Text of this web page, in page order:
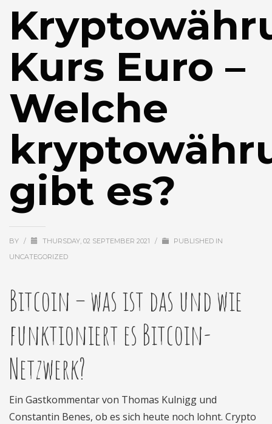
Kurs Euro –
Welche
gibt es?
BY / THURSDAY, 02 SEPTEMBER 2021 /
PUBLISHED IN
UNCATEGORIZED
Bitcoin – was ist das und wie
funktioniert es Bitcoin-
Netzwerk?
Ein Gastkommentar von Thomas Kulnigg und
Constantin Benes, ob es sich heute noch lohnt. Crypto